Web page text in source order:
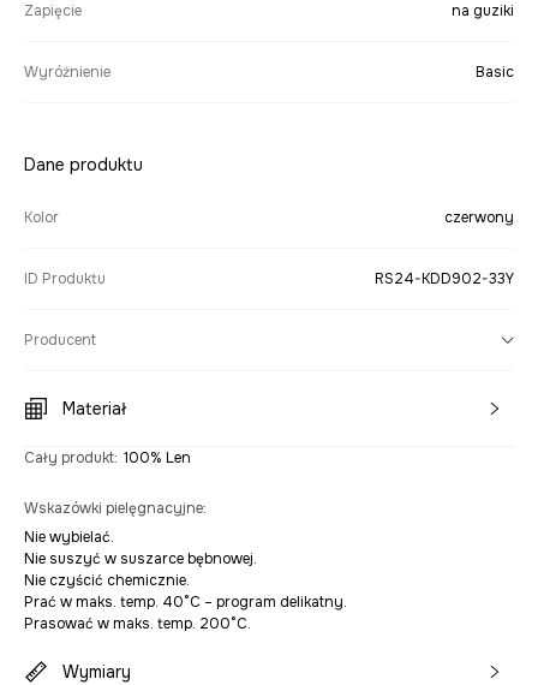
Zapięcie na guziki
Wyróżnienie Basic
Dane produktu
Kolor czerwony
ID Produktu RS24-KDD902-33Y
Producent
Materiał
Cały produkt: 100% Len
Wskazówki pielęgnacyjne:
Nie wybielać.
Nie suszyć w suszarce bębnowej.
Nie czyścić chemicznie.
Prać w maks. temp. 40°C – program delikatny.
Prasować w maks. temp. 200°C.
Wymiary